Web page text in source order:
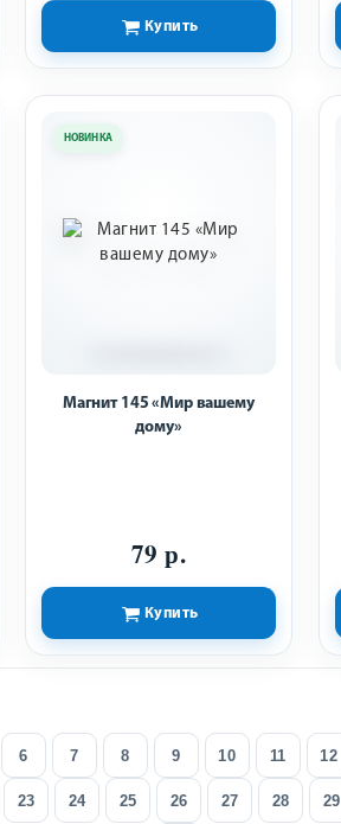
Купить
НОВИНКА
Магнит 145 «Мир вашему
дому»
79 р.
Купить
6 7 8 9 10 11 12
23 24 25 26 27 28 29